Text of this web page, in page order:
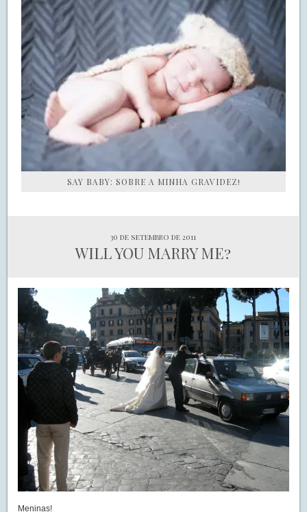
SAY BABY: SOBRE A MINHA GRAVIDEZ!
30 de setembro de 2011
WILL YOU MARRY ME?
Meninas!